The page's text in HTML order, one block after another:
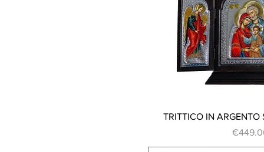
Quick
TRITTICO IN ARGENTO
Price